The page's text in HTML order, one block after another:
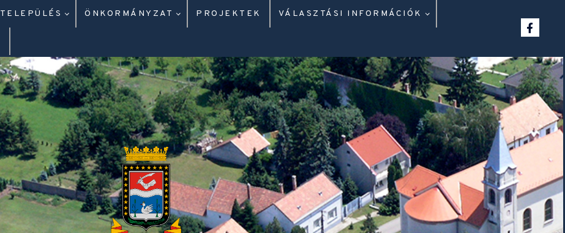
TELEPÜLÉS ÖNKORMÁNYZAT PROJEKTEK VÁLASZTÁSI INFORMÁCIÓK